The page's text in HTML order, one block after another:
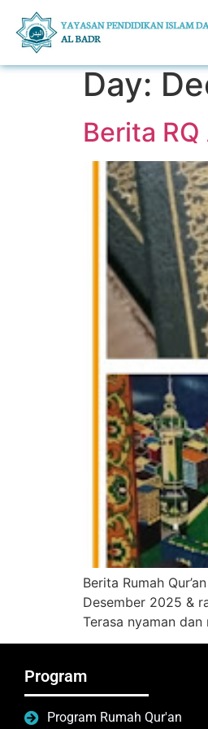
Day:
Berita
Berita Rumah
Desember 2025 &
Terasa nyaman
Program
Program Rumah Qur'an